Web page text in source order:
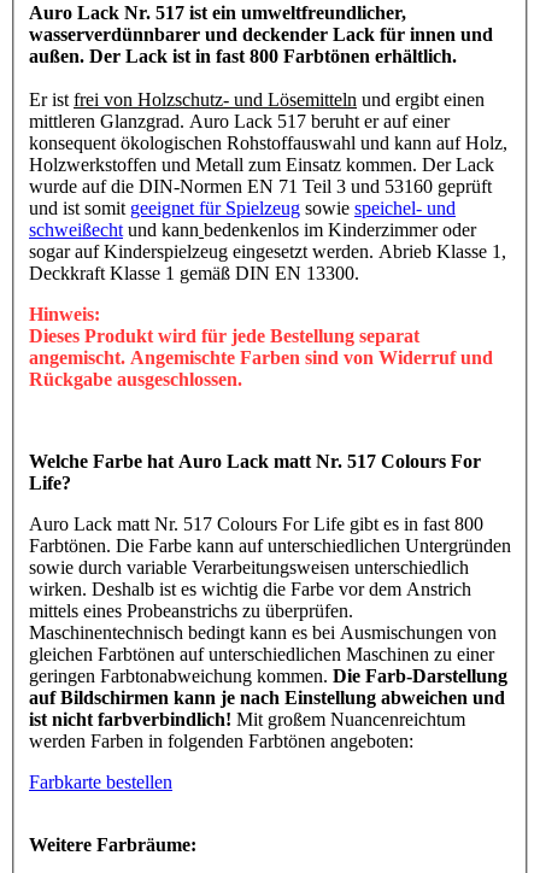
Auro Lack Nr. 517 ist ein umweltfreundlicher,
wasserverdünnbarer und deckender Lack für innen und
außen. Der Lack ist in fast 800 Farbtönen erhältlich.
Er ist frei von Holzschutz- und Lösemitteln und ergibt einen
mittleren Glanzgrad. Auro Lack 517 beruht er auf einer
konsequent ökologischen Rohstoffauswahl und kann auf Holz,
Holzwerkstoffen und Metall zum Einsatz kommen. Der Lack
wurde auf die DIN-Normen EN 71 Teil 3 und 53160 geprüft
und ist somit geeignet für Spielzeug sowie speichel- und
schweißecht und kann bedenkenlos im Kinderzimmer oder
sogar auf Kinderspielzeug eingesetzt werden. Abrieb Klasse 1,
Deckkraft Klasse 1 gemäß DIN EN 13300.
Hinweis:
Dieses Produkt wird für jede Bestellung separat
angemischt. Angemischte Farben sind von Widerruf und
Rückgabe ausgeschlossen.
Welche Farbe hat Auro Lack matt Nr. 517 Colours For
Life?
Auro Lack matt Nr. 517 Colours For Life gibt es in fast 800
Farbtönen. Die Farbe kann auf unterschiedlichen Untergründen
sowie durch variable Verarbeitungsweisen unterschiedlich
wirken. Deshalb ist es wichtig die Farbe vor dem Anstrich
mittels eines Probeanstrichs zu überprüfen.
Maschinentechnisch bedingt kann es bei Ausmischungen von
gleichen Farbtönen auf unterschiedlichen Maschinen zu einer
geringen Farbtonabweichung kommen. Die Farb-Darstellung
auf Bildschirmen kann je nach Einstellung abweichen und
ist nicht farbverbindlich! Mit großem Nuancenreichtum
werden Farben in folgenden Farbtönen angeboten:
Farbkarte bestellen
Weitere Farbräume: